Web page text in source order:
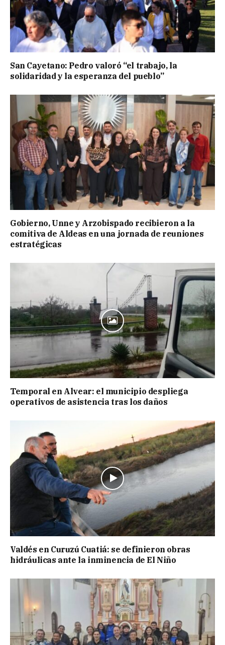
San Cayetano: Pedro valoró “el trabajo, la
solidaridad y la esperanza del pueblo”
Gobierno, Unne y Arzobispado recibieron a la
comitiva de Aldeas en una jornada de reuniones
estratégicas
Temporal en Alvear: el municipio despliega
operativos de asistencia tras los daños
Valdés en Curuzú Cuatiá: se definieron obras
hidráulicas ante la inminencia de El Niño